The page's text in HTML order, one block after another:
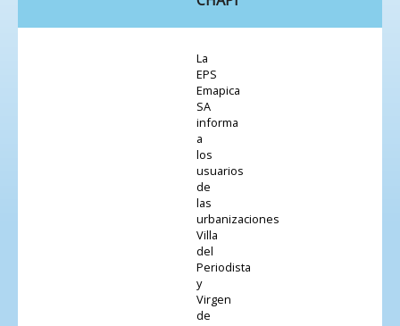
La
EPS
Emapica
SA
informa
a
los
usuarios
de
las
urbanizaciones
Villa
del
Periodista
y
Virgen
de